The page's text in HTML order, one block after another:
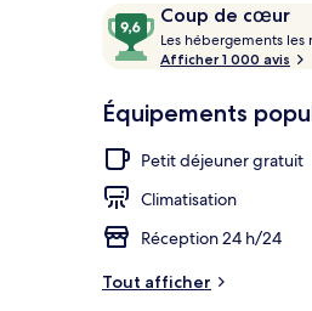
Avis
voyageurs
Coup de cœur
9,6
sur
10,
de
Les hébergements les
Afficher 1 000 avis
Équipements
Petit déjeuner gratuit
Climatisation
Réception 24 h/24
Tout afficher